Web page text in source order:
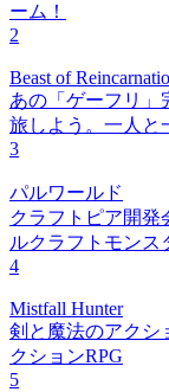
ーム！
2
Beast of
あの「ゲーフリ」
旅しよう。一人と
3
パルワールド
クラフトピア開発
ルクラフトモンス
4
Mistfall Hunter
剣と魔法のアクシ
クションRPG
5